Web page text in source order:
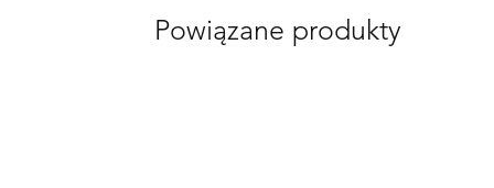
Powiązane produkty